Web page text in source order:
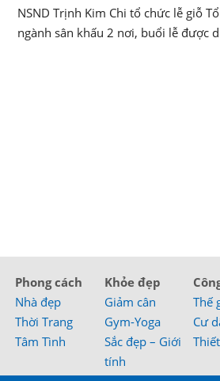
NSND Trịnh Kim Chi tổ chức lễ giỗ
ngành sân khấu 2 nơi, buổi lễ được
Phong cách
Nhà đẹp
Thời Trang
Tâm Tình
Khỏe đẹp
Giảm cân
Gym-Yoga
Sắc đẹp – Giới
tính
Thế
Cư